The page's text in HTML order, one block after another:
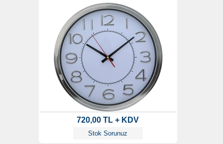
720,00 TL + KDV
Stok Sorunuz